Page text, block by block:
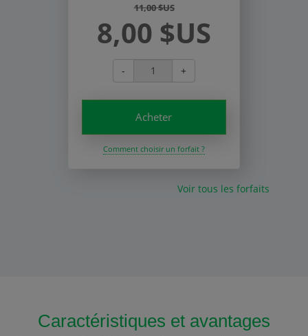
11,00 $US
8,00 $US
- +
Acheter
Comment choisir un forfait ?
Voir tous les forfaits
Caractéristiques et avantages